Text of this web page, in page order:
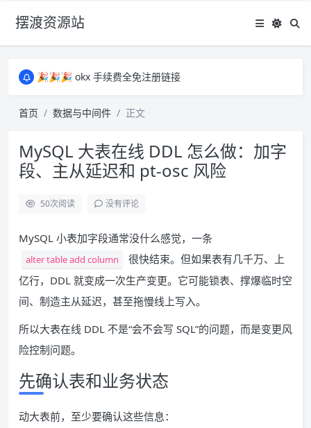
摆渡资源站
🎉🎉🎉 okx 手续费全免注册链接
所有资源均为免费网盘资源，资源失效请备注留言，感谢！
🎉🎉🎉 okx 手续费全免注册链接
首页 数据与中间件 正文
MySQL 大表在线 DDL 怎么做：加字
段、主从延迟和 pt-osc 风险
50次阅读 没有评论
MySQL 小表加字段通常没什么感觉，一条
alter table add column
很快结束。但如果表有几千万、上
亿行，DDL 就变成一次生产变更。它可能锁表、撑爆临时空
间、制造主从延迟，甚至拖慢线上写入。
所以大表在线 DDL 不是“会不会写 SQL”的问题，而是变更风
险控制问题。
先确认表和业务状态
动大表前，至少要确认这些信息：